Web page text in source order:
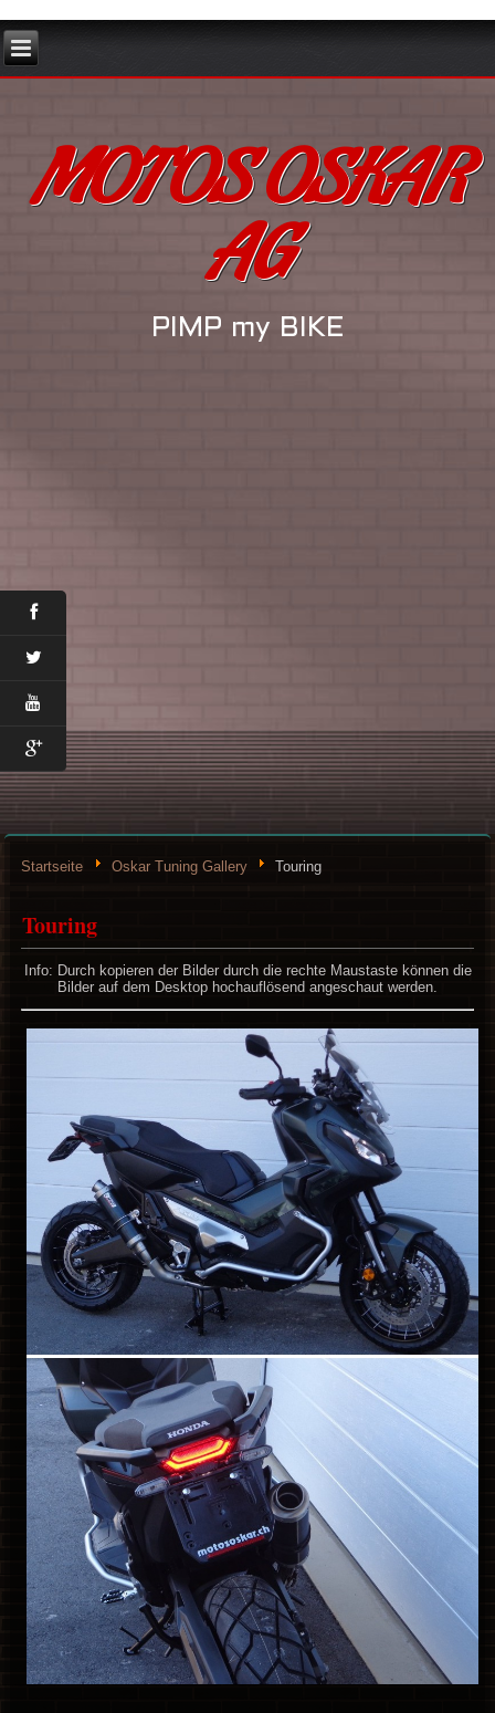
MOTOS OSKAR
AG
PIMP my BIKE
Startseite Oskar Tuning Gallery Touring
Touring
Info: Durch kopieren der Bilder durch die rechte Maustaste können die
Bilder auf dem Desktop hochauflösend angeschaut werden.